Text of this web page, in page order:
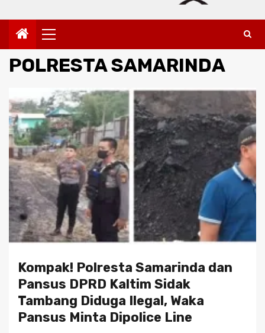
Primary
Menu
POLRESTA SAMARINDA
Kompak! Polresta Samarinda dan
Pansus DPRD Kaltim Sidak
Tambang Diduga Ilegal, Waka
Pansus Minta Dipolice Line